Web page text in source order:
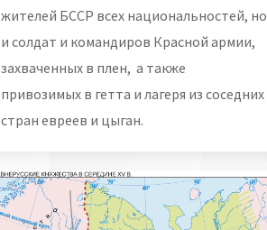
жителей БССР всех национальностей, но
и солдат и командиров Красной армии,
захваченных в плен, а также
привозимых в гетта и лагеря из соседних
стран евреев и цыган.